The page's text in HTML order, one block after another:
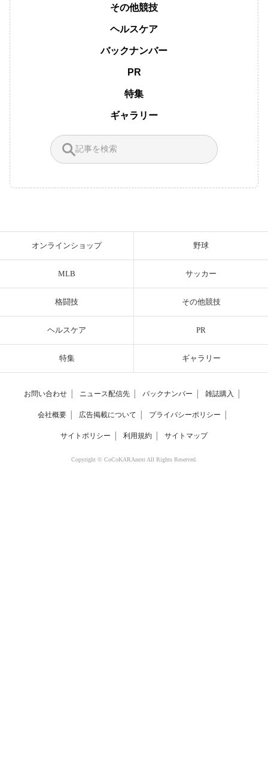
その他競技
ヘルスケア
バックナンバー
PR
特集
ギャラリー
オンラインショップ 野球
MLB サッカー
格闘技 その他競技
ヘルスケア PR
特集 ギャラリー
お問い合わせ ニュース配信先 バックナンバー 雑誌購入
会社概要 広告掲載について プライバシーポリシー
サイトポリシー 利用規約 サイトマップ
Copyright © CoCoKARAnext All Rights Reserved.